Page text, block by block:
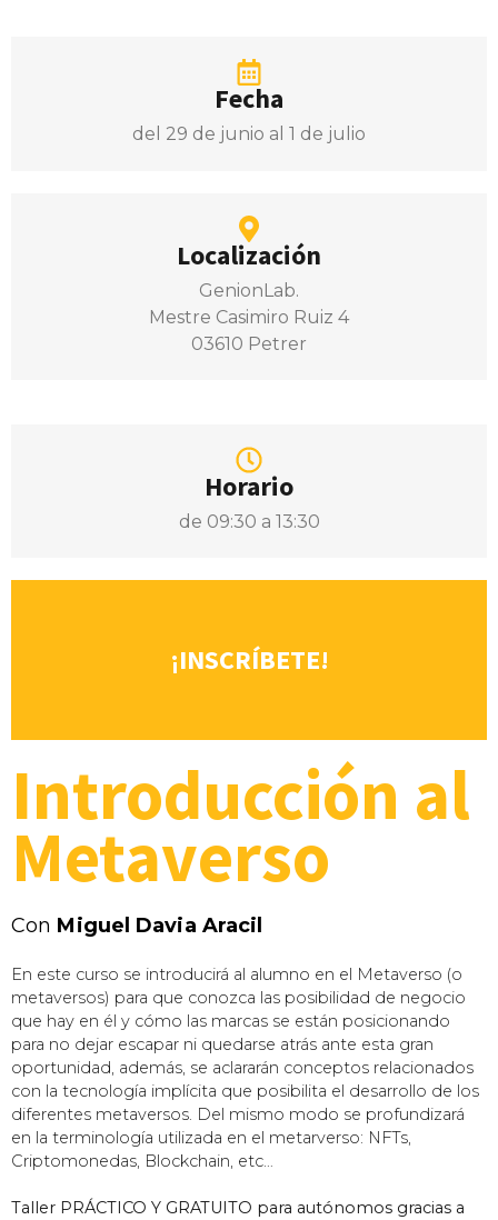
Fecha
del 29 de junio al 1 de julio
Localización
GenionLab.
Mestre Casimiro Ruiz 4
03610 Petrer
Horario
de 09:30 a 13:30
¡INSCRÍBETE!
Introducción al
Metaverso
Con Miguel Davia Aracil
En este curso se introducirá al alumno en el Metaverso (o
metaversos) para que conozca las posibilidad de negocio
que hay en él y cómo las marcas se están posicionando
para no dejar escapar ni quedarse atrás ante esta gran
oportunidad, además, se aclararán conceptos relacionados
con la tecnología implícita que posibilita el desarrollo de los
diferentes metaversos. Del mismo modo se profundizará
en la terminología utilizada en el metarverso: NFTs,
Criptomonedas, Blockchain, etc…
Taller PRÁCTICO Y GRATUITO para autónomos gracias a